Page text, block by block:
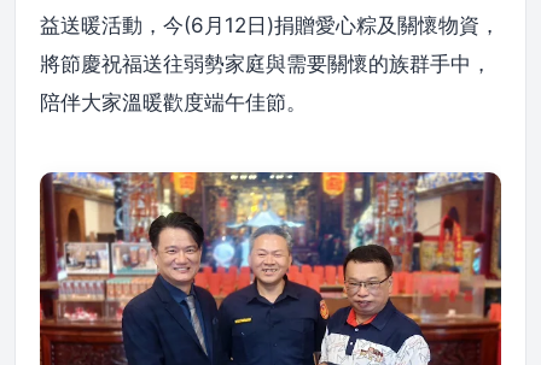
益送暖活動，今(6月12日)捐贈愛心粽及關懷物資，
將節慶祝福送往弱勢家庭與需要關懷的族群手中，
陪伴大家溫暖歡度端午佳節。